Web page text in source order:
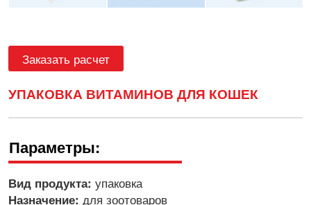
Заказать расчет
УПАКОВКА ВИТАМИНОВ ДЛЯ КОШЕК
Параметры:
Вид продукта: упаковка
Назначение: для зоотоваров